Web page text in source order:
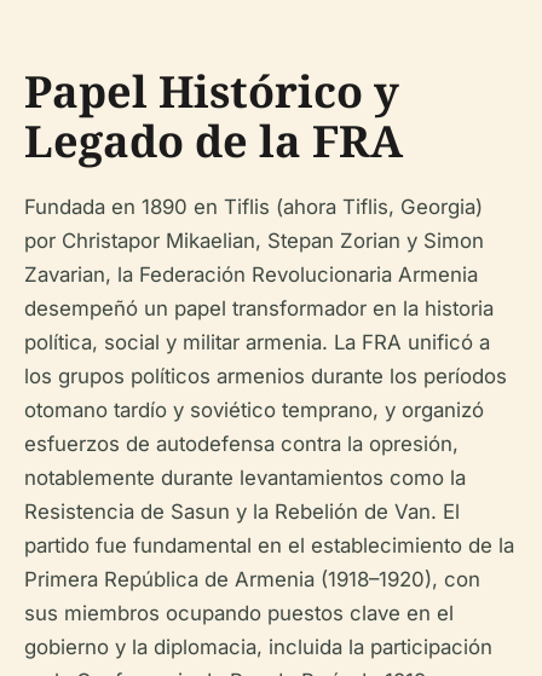
Papel Histórico y
Legado de la FRA
Fundada en 1890 en Tiflis (ahora Tiflis, Georgia)
por Christapor Mikaelian, Stepan Zorian y Simon
Zavarian, la Federación Revolucionaria Armenia
desempeñó un papel transformador en la historia
política, social y militar armenia. La FRA unificó a
los grupos políticos armenios durante los períodos
otomano tardío y soviético temprano, y organizó
esfuerzos de autodefensa contra la opresión,
notablemente durante levantamientos como la
Resistencia de Sasun y la Rebelión de Van. El
partido fue fundamental en el establecimiento de la
Primera República de Armenia (1918–1920), con
sus miembros ocupando puestos clave en el
gobierno y la diplomacia, incluida la participación